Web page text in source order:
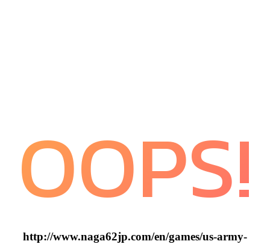
OOPS!
http://www.naga62jp.com/en/games/us-army-